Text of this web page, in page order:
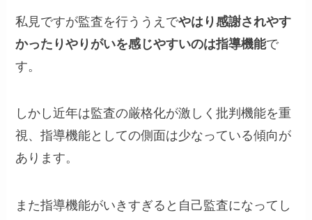
私見ですが監査を行ううえでやはり感謝されやす
かったりやりがいを感じやすいのは指導機能で
す。
しかし近年は監査の厳格化が激しく批判機能を重
視、指導機能としての側面は少なっている傾向が
あります。
また指導機能がいきすぎると自己監査になってし